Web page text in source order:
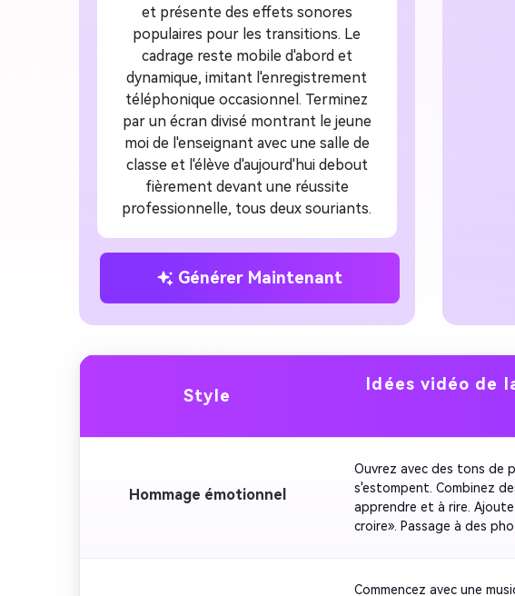
et présente des effets sonores
populaires pour les transitions. Le
cadrage reste mobile d'abord et
dynamique, imitant l'enregistrement
téléphonique occasionnel. Terminez
par un écran divisé montrant le jeune
moi de l'enseignant avec une salle de
classe et l'élève d'aujourd'hui debout
fièrement devant une réussite
professionnelle, tous deux souriants.
Générer Maintenant
Style
Idées vidéo de
Hommage émotionnel
Ouvrez avec des tons de
s'estompent. Combinez
apprendre et à rire.
croire». Passage à des
un ton calme et sincère
Commencez avec une